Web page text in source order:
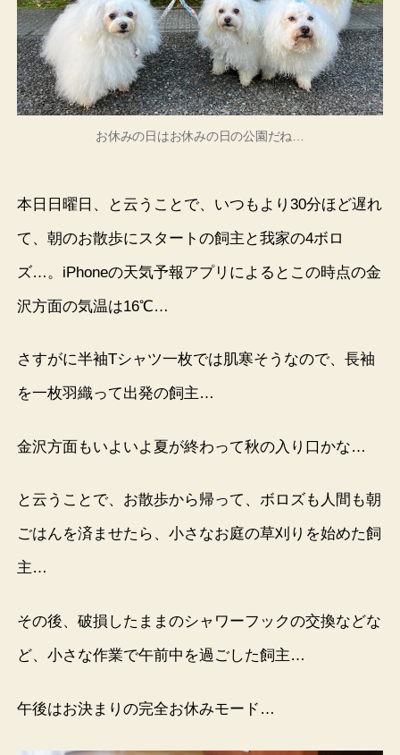
お休みの日はお休みの日の公園だね…
本日日曜日、と云うことで、いつもより30分ほど遅れ
て、朝のお散歩にスタートの飼主と我家の4ボロ
ズ…。iPhoneの天気予報アプリによるとこの時点の金
沢方面の気温は16℃…
さすがに半袖Tシャツ一枚では肌寒そうなので、長袖
を一枚羽織って出発の飼主…
金沢方面もいよいよ夏が終わって秋の入り口かな…
と云うことで、お散歩から帰って、ボロズも人間も朝
ごはんを済ませたら、小さなお庭の草刈りを始めた飼
主…
その後、破損したままのシャワーフックの交換などな
ど、小さな作業で午前中を過ごした飼主…
午後はお決まりの完全お休みモード…